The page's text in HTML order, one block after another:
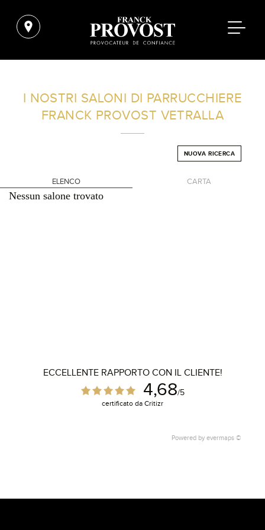
FILTRI AVANZATI
I NOSTRI SALONI DI PARRUCCHIERE
FRANCK PROVOST VETRALLA
NUOVA RICERCA
ELENCO CARTA
Nessun salone trovato
ECCELLENTE RAPPORTO CON IL CLIENTE!
4,68/5
certificato da Critizr
Powered by evermaps ©